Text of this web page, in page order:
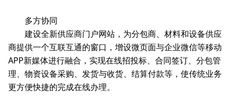
多方协同
建设全新供应商门户网站，为分包商、材料和设备供应
商提供一个互联互通的窗口，增设微页面与企业微信等移动
APP新媒体进行融合，实现在线招投标、合同签订、分包管
理、物资设备采购、发货与收货、结算付款等，使传统业务
更方便快捷的完成在线办理。